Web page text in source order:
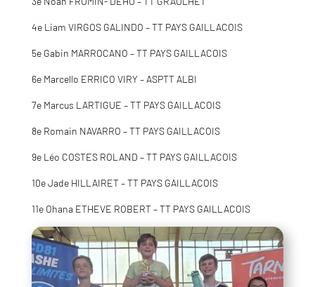
4e Liam VIRGOS GALINDO – TT PAYS GAILLACOIS
5e Gabin MARROCANO – TT PAYS GAILLACOIS
6e Marcello ERRICO VIRY – ASPTT ALBI
7e Marcus LARTIGUE – TT PAYS GAILLACOIS
8e Romain NAVARRO – TT PAYS GAILLACOIS
9e Léo COSTES ROLAND – TT PAYS GAILLACOIS
10e Jade HILLAIRET – TT PAYS GAILLACOIS
11e Ohana ETHEVE ROBERT – TT PAYS GAILLACOIS